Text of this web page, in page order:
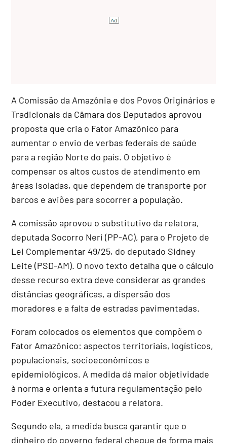
A Comissão da Amazônia e dos Povos Originários e
Tradicionais da Câmara dos Deputados aprovou
proposta que cria o Fator Amazônico para
aumentar o envio de verbas federais de saúde
para a região Norte do país. O objetivo é
compensar os altos custos de atendimento em
áreas isoladas, que dependem de transporte por
barcos e aviões para socorrer a população.
A comissão aprovou o substitutivo da relatora,
deputada Socorro Neri (PP-AC), para o Projeto de
Lei Complementar 49/25, do deputado Sidney
Leite (PSD-AM). O novo texto detalha que o cálculo
desse recurso extra deve considerar as grandes
distâncias geográficas, a dispersão dos
moradores e a falta de estradas pavimentadas.
Foram colocados os elementos que compõem o
Fator Amazônico: aspectos territoriais, logísticos,
populacionais, socioeconômicos e
epidemiológicos. A medida dá maior objetividade
à norma e orienta a futura regulamentação pelo
Poder Executivo, destacou a relatora.
Segundo ela, a medida busca garantir que o
dinheiro do governo federal chegue de forma mais